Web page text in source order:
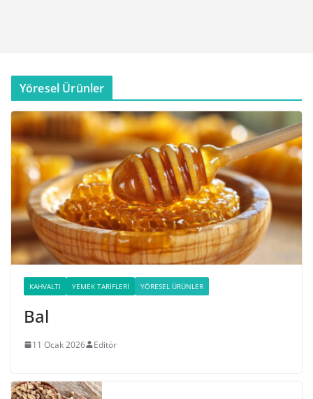
Yöresel Ürünler
KAHVALTI YEMEK TARIFLERI YÖRESEL ÜRÜNLER
Bal
11 Ocak 2026 Editör